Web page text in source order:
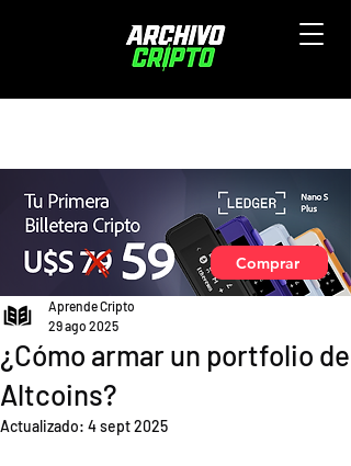
Comprar
¿Cómo armar un portfolio de
Altcoins?
Aprende Cripto
29 ago 2025
Actualizado: 4 sept 2025